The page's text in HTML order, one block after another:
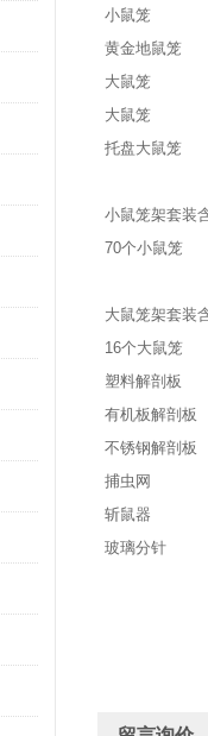
小鼠笼
黄金地鼠笼
大鼠笼
大鼠笼
托盘大鼠笼
小鼠笼架套装
70个小鼠笼
大鼠笼架套装
16个大鼠笼
塑料解剖板
有机板解剖板
不锈钢解剖板
捕虫网
斩鼠器
玻璃分针